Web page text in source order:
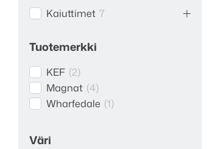
Kaiuttimet 7
Tuotemerkki
KEF (2)
Magnat (4)
Wharfedale (1)
Väri